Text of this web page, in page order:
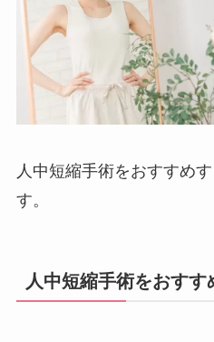
人中短縮手術をおすすめ
す。
人中短縮手術をおすす